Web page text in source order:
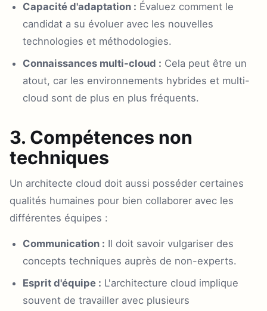
Capacité d'adaptation : Évaluez comment le
candidat a su évoluer avec les nouvelles
technologies et méthodologies.
Connaissances multi-cloud : Cela peut être un
atout, car les environnements hybrides et multi-
cloud sont de plus en plus fréquents.
3. Compétences non
techniques
Un architecte cloud doit aussi posséder certaines
qualités humaines pour bien collaborer avec les
différentes équipes :
Communication : Il doit savoir vulgariser des
concepts techniques auprès de non-experts.
Esprit d'équipe : L'architecture cloud implique
souvent de travailler avec plusieurs